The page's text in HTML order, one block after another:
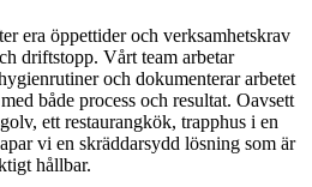
era öppettider och verksamhetskrav
driftstopp. Vårt team arbetar
och dokumenterar arbetet
både process och resultat. Oavsett
ett restaurangkök, trapphus i en
vi en skräddarsydd lösning som är
hållbar.